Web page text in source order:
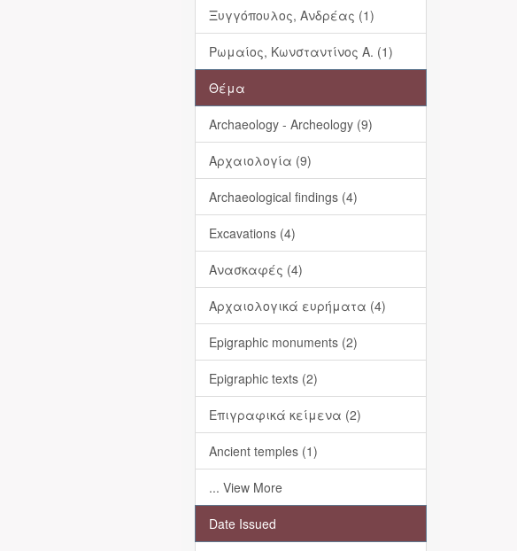
Ξυγγόπουλος, Ανδρέας (1)
Ρωμαίος, Κωνσταντίνος Α. (1)
Θέμα
Archaeology - Archeology (9)
Αρχαιολογία (9)
Archaeological findings (4)
Excavations (4)
Ανασκαφές (4)
Αρχαιολογικά ευρήματα (4)
Epigraphic monuments (2)
Epigraphic texts (2)
Επιγραφικά κείμενα (2)
Ancient temples (1)
... View More
Date Issued